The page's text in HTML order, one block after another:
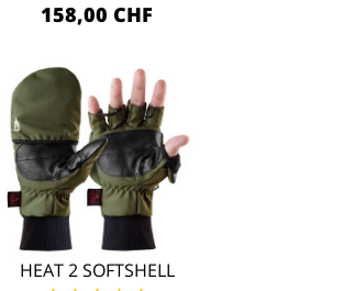
158,00 CHF
HEAT 2 SOFTSHELL